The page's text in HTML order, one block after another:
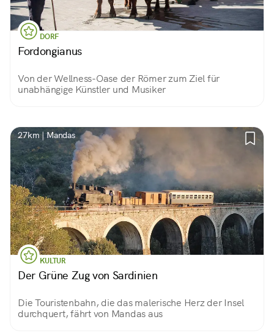
DORF
Fordongianus
Von der Wellness-Oase der Römer zum Ziel für
unabhängige Künstler und Musiker
27km | Mandas
KULTUR
Der Grüne Zug von Sardinien
Die Touristenbahn, die das malerische Herz der Insel
durchquert, fährt von Mandas aus